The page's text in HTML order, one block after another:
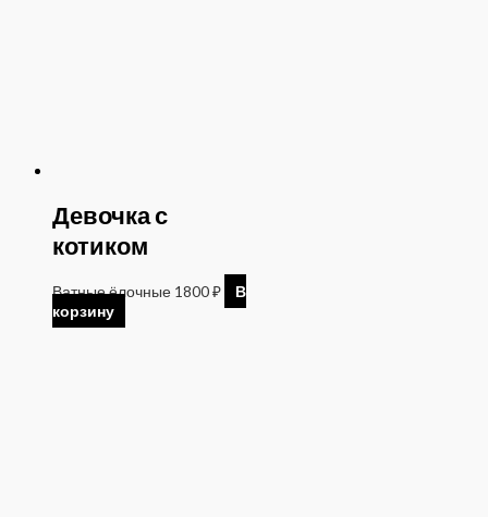
Девочка с
котиком
Ватные ёлочные 1800₽
В
корзину